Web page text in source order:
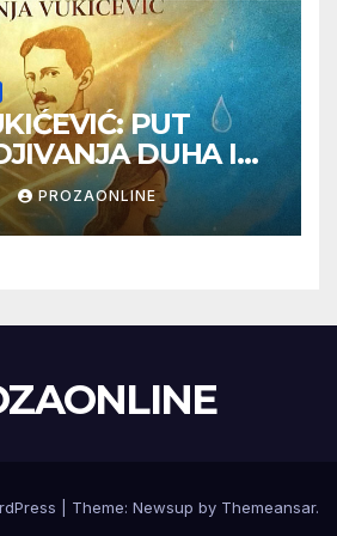
PUT
DUHA I
PROZAONLINE
Theme: Newsup by Themeansar.